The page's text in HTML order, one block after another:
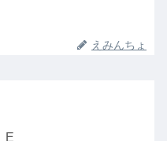
えみんちょ